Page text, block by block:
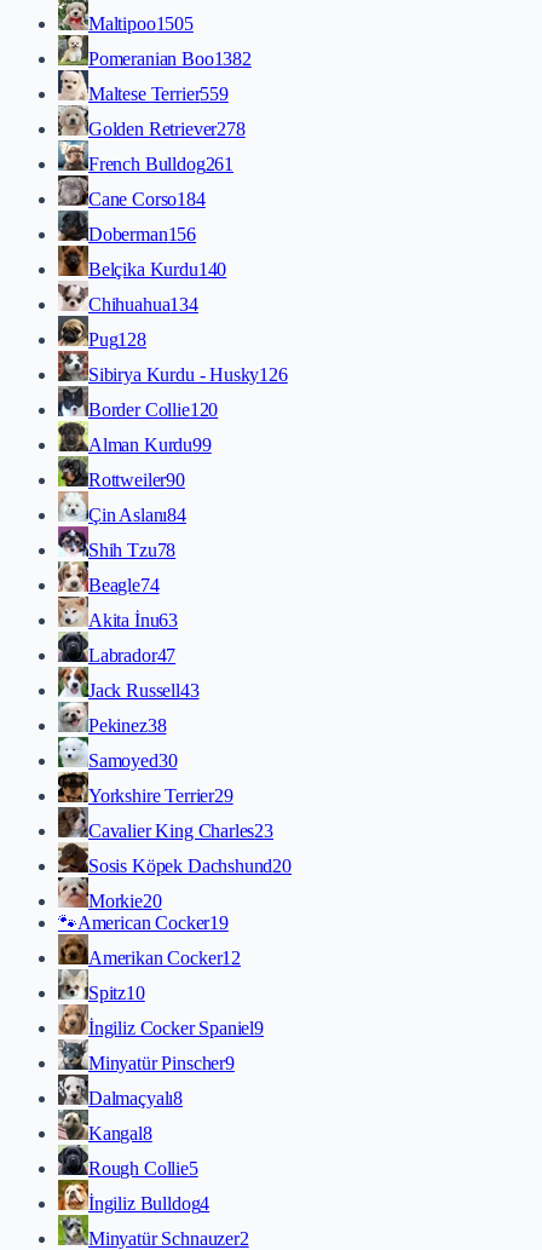
Maltipoo1505
Pomeranian Boo1382
Maltese Terrier559
Golden Retriever278
French Bulldog261
Cane Corso184
Doberman156
Belçika Kurdu140
Chihuahua134
Pug128
Sibirya Kurdu - Husky126
Border Collie120
Alman Kurdu99
Rottweiler90
Çin Aslanı84
Shih Tzu78
Beagle74
Akita İnu63
Labrador47
Jack Russell43
Pekinez38
Samoyed30
Yorkshire Terrier29
Cavalier King Charles23
Sosis Köpek Dachshund20
Morkie20
🐾American Cocker19
Amerikan Cocker12
Spitz10
İngiliz Cocker Spaniel9
Minyatür Pinscher9
Dalmaçyalı8
Kangal8
Rough Collie5
İngiliz Bulldog4
Minyatür Schnauzer2